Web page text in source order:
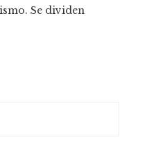
Se dividen